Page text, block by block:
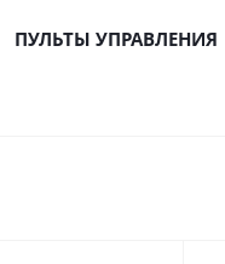
ПУЛЬТЫ УПРАВЛЕНИЯ